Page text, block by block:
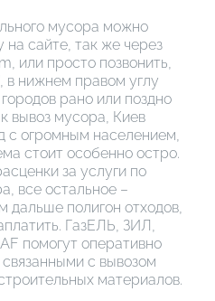
мусора можно
сайте, так же через
или просто позвонить,
в нижнем правом углу
рано или поздно
вывоз мусора, Киев
с огромным населением,
стоит особенно остро.
за услуги по
все остальное –
дальше полигон отходов,
ГазЕЛЬ, ЗИЛ,
помогут оперативно
с вывозом
материалов.